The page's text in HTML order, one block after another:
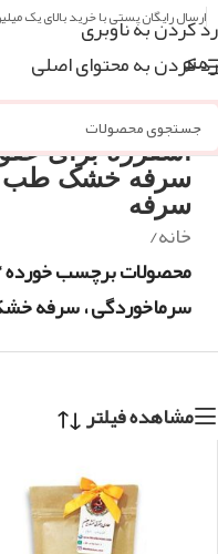
رد کردن به ناوبری
رد کردن به محتوای اصلی
ارسال رایگان پستی با خرید بالای یک
منو
اسفرزه برای
سرفه خشک طب
سرفه
خانه/
محصولات برچسب خورده
سرماخوردگی ، سرفه
مشاهده فیلتر